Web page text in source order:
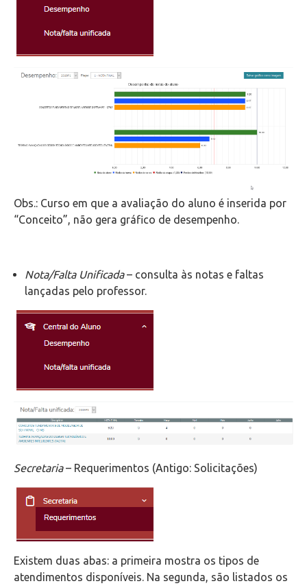
Obs.: Curso em que a avaliação do aluno é inserida por
“Conceito”, não gera gráfico de desempenho.
Nota/Falta Unificada– consulta às notas e faltas
lançadas pelo professor.
Secretaria– Requerimentos (Antigo: Solicitações)
Existem duas abas: a primeira mostra os tipos de
atendimentos disponíveis. Na segunda, são listados os